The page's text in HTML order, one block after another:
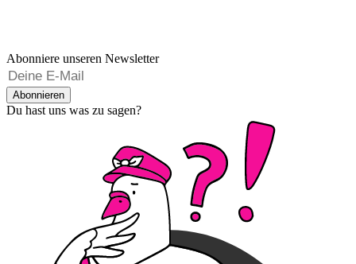
Abonniere unseren Newsletter
Abonnieren
Du hast uns was zu sagen?